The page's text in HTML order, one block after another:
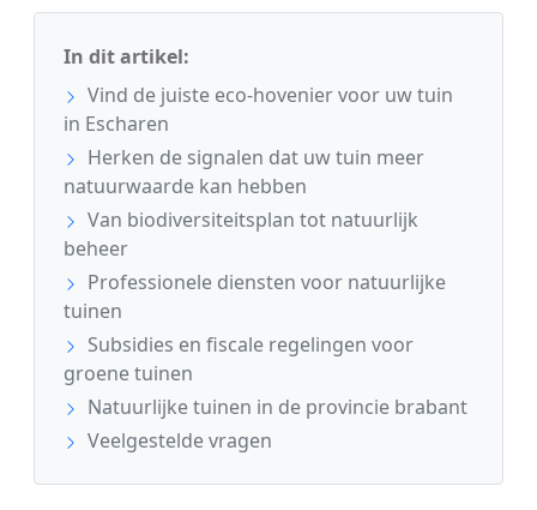
In dit artikel:
Vind de juiste eco-hovenier voor uw tuin
in Escharen
Herken de signalen dat uw tuin meer
natuurwaarde kan hebben
Van biodiversiteitsplan tot natuurlijk
beheer
Professionele diensten voor natuurlijke
tuinen
Subsidies en fiscale regelingen voor
groene tuinen
Natuurlijke tuinen in de provincie brabant
Veelgestelde vragen